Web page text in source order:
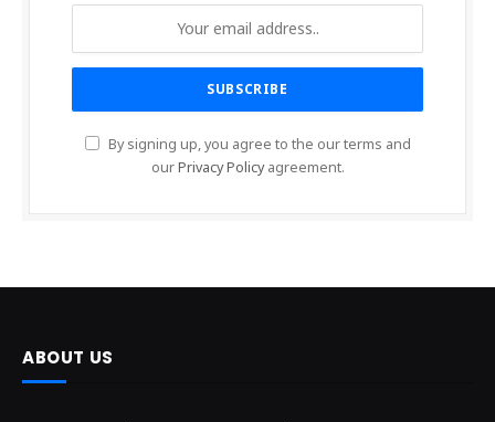
By signing up, you agree to the our terms and
ourPrivacy Policyagreement.
ABOUT US